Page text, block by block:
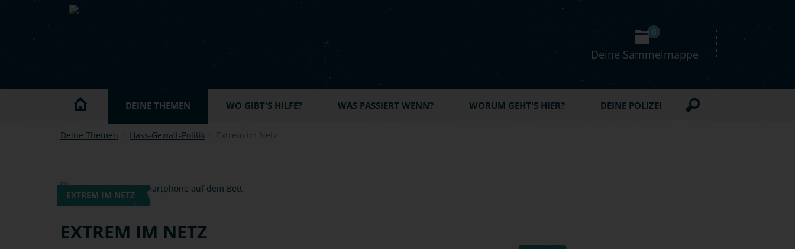
Skip to main content
Deine Sammelmappe
0
DEINE THEMEN WO GIBT'S HILFE? WAS PASSIERT WENN? WORUM GEHT'S HIER? DEINE POLIZEI
Deine Themen Hass-Gewalt-Politik Extrem im Netz
EXTREM IM NETZ
EXTREM IM NETZ